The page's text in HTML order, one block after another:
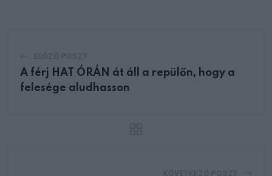
A férj HAT ÓRÁN át áll a repülőn, hogy a
felesége aludhasson